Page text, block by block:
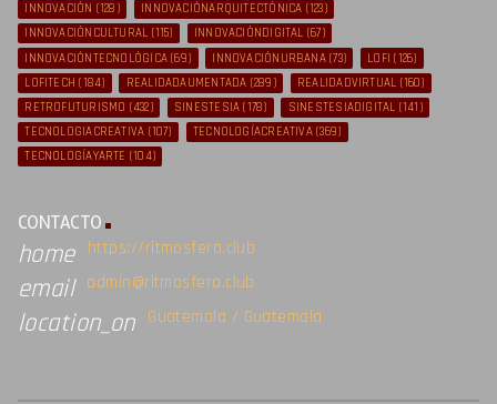
INNOVACIÓN (128) INNOVACIÓNARQUITECTÓNICA (123)
INNOVACIÓNCULTURAL (115) INNOVACIÓNDIGITAL (67)
INNOVACIÓNTECNOLÓGICA (69) INNOVACIÓNURBANA(73) LOFI (126)
LOFITECH (184) REALIDADAUMENTADA (289) REALIDADVIRTUAL (160)
RETROFUTURISMO (432) SINESTESIA (178) SINESTESIADIGITAL (141)
TECNOLOGIACREATIVA (107) TECNOLOGÍACREATIVA(369)
TECNOLOGÍAYARTE (104)
CONTACTO
home https://ritmosfera.club
email admin@ritmosfera.club
location_on Guatemala / Guatemala